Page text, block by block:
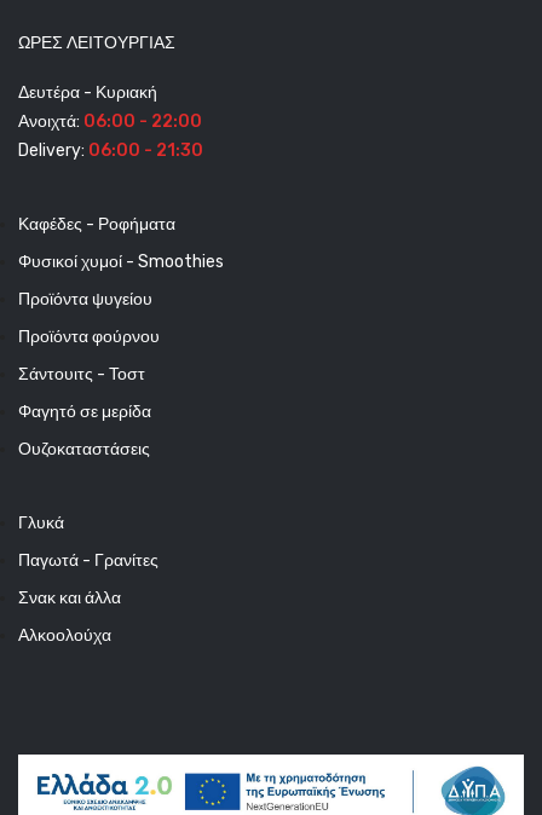
ΩΡΕΣ ΛΕΙΤΟΥΡΓΊΑΣ
Δευτέρα - Κυριακή
Ανοιχτά: 06:00 - 22:00
Delivery: 06:00 - 21:30
Καφέδες - Ροφήματα
Φυσικοί χυμοί - Smoothies
Προϊόντα ψυγείου
Προϊόντα φούρνου
Σάντουιτς - Τοστ
Φαγητό σε μερίδα
Ουζοκαταστάσεις
Γλυκά
Παγωτά - Γρανίτες
Σνακ και άλλα
Αλκοολούχα